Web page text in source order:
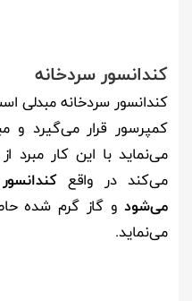
کندانسور سردخانه
کندانسور سردخانه مبدلی
کمپرسور قرار می‌گیرد و
می‌نماید با این کار مبرد
می‌کند در واقع
می‌شود و گاز گرم شده
می‌نماید.